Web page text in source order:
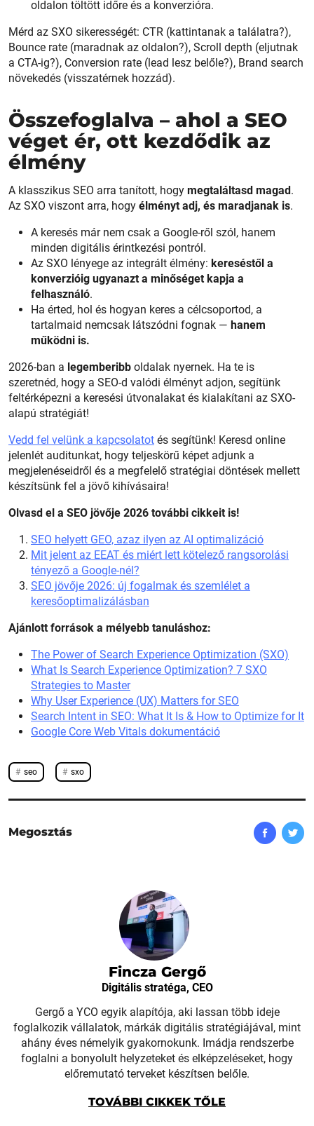
Fincza Gergő
Digitális stratéga, CEO
Gergő a YCO egyik alapítója, aki lassan több ideje
foglalkozik vállalatok, márkák digitális stratégiájával, mint
ahány éves némelyik gyakornokunk. Imádja rendszerbe
foglalni a bonyolult helyzeteket és elképzeléseket, hogy
előremutató terveket készítsen belőle.
TOVÁBBI CIKKEK TŐLE
oldalon töltött időre és a konverzióra.
Mérd az SXO sikerességét: CTR (kattintanak a találatra?),
Bounce rate (maradnak az oldalon?), Scroll depth (eljutnak
a CTA-ig?), Conversion rate (lead lesz belőle?), Brand search
növekedés (visszatérnek hozzád).
Összefoglalva – ahol a SEO
véget ér, ott kezdődik az
élmény
A klasszikus SEO arra tanított, hogy megtaláltasd magad.
Az SXO viszont arra, hogy élményt adj, és maradjanak is.
A keresés már nem csak a Google-ről szól, hanem
minden digitális érintkezési pontról.
Az SXO lényege az integrált élmény: kereséstől a
konverzióig ugyanazt a minőséget kapja a
felhasználó.
Ha érted, hol és hogyan keres a célcsoportod, a
tartalmaid nemcsak látszódni fognak — hanem
működni is.
2026-ban a legemberibb oldalak nyernek. Ha te is
szeretnéd, hogy a SEO-d valódi élményt adjon, segítünk
feltérképezni a keresési útvonalakat és kialakítani az SXO-
alapú stratégiát!
Vedd fel velünk a kapcsolatot és segítünk! Keresd online
jelenlét auditunkat, hogy teljeskörű képet adjunk a
megjelenéseidről és a megfelelő stratégiai döntések mellett
készítsünk fel a jövő kihívásaira!
Olvasd el a SEO jövője 2026 további cikkeit is!
SEO helyett GEO, azaz ilyen az AI optimalizáció
Mit jelent az EEAT és miért lett kötelező rangsorolási
tényező a Google-nél?
SEO jövője 2026: új fogalmak és szemlélet a
keresőoptimalizálásban
Ajánlott források a mélyebb tanuláshoz:
The Power of Search Experience Optimization (SXO)
What Is Search Experience Optimization? 7 SXO
Strategies to Master
Why User Experience (UX) Matters for SEO
Search Intent in SEO: What It Is & How to Optimize for It
Google Core Web Vitals dokumentáció
seo sxo
Megosztás